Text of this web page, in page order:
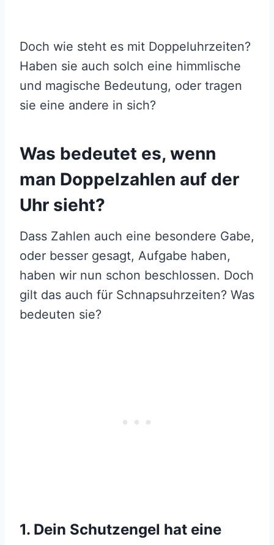
Doch wie steht es mit Doppeluhrzeiten?
Haben sie auch solch eine himmlische
und magische Bedeutung, oder tragen
sie eine andere in sich?
Was bedeutet es, wenn
man Doppelzahlen auf der
Uhr sieht?
Dass Zahlen auch eine besondere Gabe,
oder besser gesagt, Aufgabe haben,
haben wir nun schon beschlossen. Doch
gilt das auch für Schnapsuhrzeiten? Was
bedeuten sie?
1. Dein Schutzengel hat eine